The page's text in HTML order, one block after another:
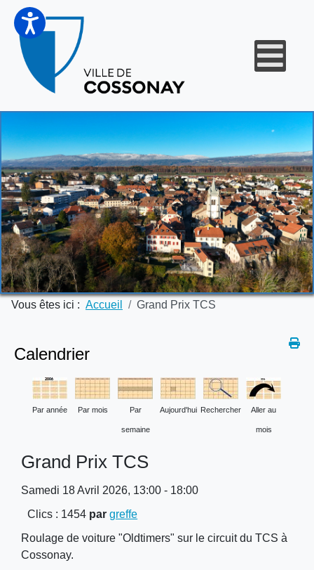
Vous êtes ici : Accueil Grand Prix TCS
Calendrier
Par année Par mois Par
semaine
Aujourd'hui Rechercher Aller au
mois
Grand Prix TCS
Samedi 18 Avril 2026, 13:00 - 18:00
Clics : 1454 pargreffe
Roulage de voiture "Oldtimers" sur le circuit du TCS à
Cossonay.